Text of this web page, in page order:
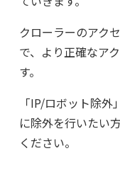
クローラーのアク
で、より正確なア
す。
「IP/ロボット除
に除外を行いたい
ください。